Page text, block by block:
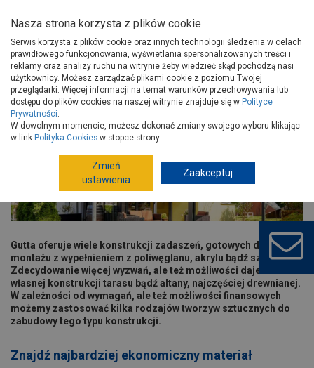
Strona główna Porady Wokół domu
Balkony i tarasy
Zrób sobie... taras!
Zrób sobie... taras!
Gutta oferuje wiele konstrukcji zadaszeń, gotowych do
montażu z wypełnieniem z poliwęglanu, akrylu bądź szkła.
Zdecydowanie więcej wyzwań, ale też możliwości daje budowa
własnej konstrukcji tarasu bądź altany, najczęściej drewnianej.
W zależności od wymagań, ale też możliwości finansowych
możemy zastosować kilka rodzajów tworzyw sztucznych do
zabudowy tego typu konstrukcji.
Znajdź najbardziej ekonomiczny materiał
Nasza strona korzysta z plików cookie
Serwis korzysta z plików cookie oraz innych technologii śledzenia w celach
prawidłowego funkcjonowania, wyświetlania spersonalizowanych treści i
reklamy oraz analizy ruchu na witrynie żeby wiedzieć skąd pochodzą nasi
użytkownicy. Możesz zarządzać plikami cookie z poziomu Twojej
przeglądarki. Więcej informacji na temat warunków przechowywania lub
dostępu do plików cookies na naszej witrynie znajduje się w Polityce
Prywatności.
W dowolnym momencie, możesz dokonać zmiany swojego wyboru klikając
w link Polityka Cookies w stopce strony.
Zmień
ustawienia
Zaakceptuj